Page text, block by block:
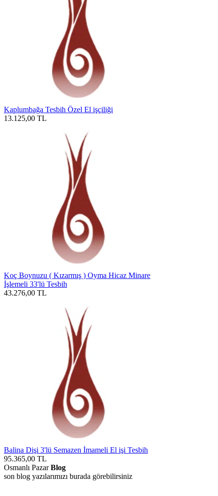
Kaplumbağa Tesbih Özel El işçiliği
13.125,00 TL
Koç Boynuzu ( Kızarmış ) Oyma Hicaz Minare
İşlemeli 33'lü Tesbih
43.276,00 TL
Balina Dişi 3'lü Semazen İmameli El işi Tesbih
95.365,00 TL
Osmanlı PazarBlog
son blog yazılarımızı burada görebilirsiniz